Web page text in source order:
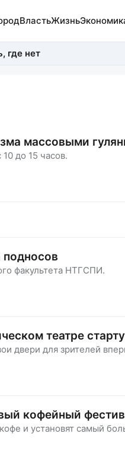
ВластьЖизнь
где нет
массовыми
до 15 часов.
подносов
факультета НТГСПИ.
театре
двери для зрителей
кофейный
и установят самый